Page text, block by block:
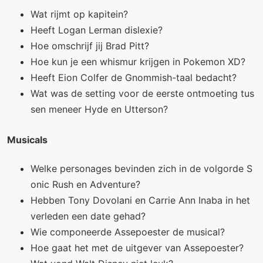
Wat rijmt op kapitein?
Heeft Logan Lerman dislexie?
Hoe omschrijf jij Brad Pitt?
Hoe kun je een whismur krijgen in Pokemon XD?
Heeft Eion Colfer de Gnommish-taal bedacht?
Wat was de setting voor de eerste ontmoeting tus
sen meneer Hyde en Utterson?
Musicals
Welke personages bevinden zich in de volgorde S
onic Rush en Adventure?
Hebben Tony Dovolani en Carrie Ann Inaba in het
verleden een date gehad?
Wie componeerde Assepoester de musical?
Hoe gaat het met de uitgever van Assepoester?